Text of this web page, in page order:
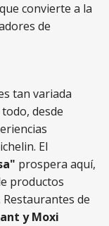
convierte a la
de
tan variada
desde
El
prospera aquí,
productos
de
y Moxi